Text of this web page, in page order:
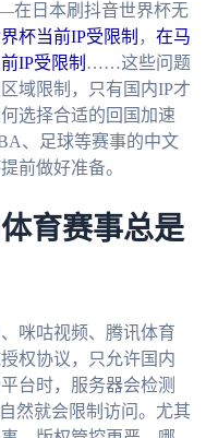
在日本刷抖音世界杯无
杯当前IP受限制 ， 在马
IP受限制 ……这些问题
域限制，只有国内IP才
选择合适的回国加速
、足球等赛事的中文
前做好准备。
育赛事总是
咪咕视频、腾讯体育
权协议，只允许国内
台时，服务器会检测
然就会限制访问。尤其